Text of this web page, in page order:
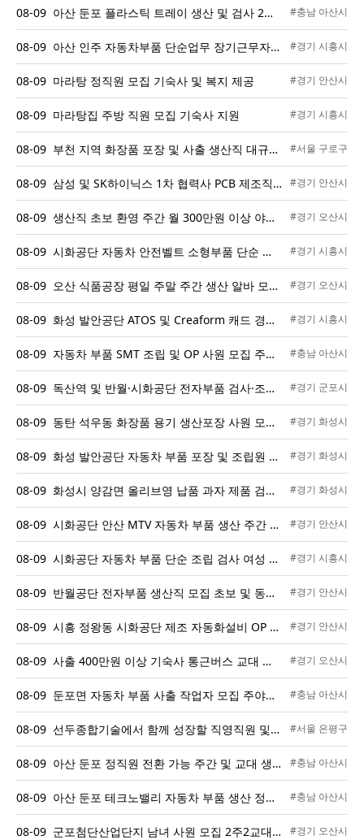
08-09 아산 둔포 플라스틱 트레이 생산 및 검사 2교대 사원 모집 상여금과 교통비 지급 #충남 아산시
08-09 아산 인주 자동차부품 단순업무 장기근무자 모집 #경기 시흥시
08-09 마라탕 정직원 모집 기숙사 및 복지 제공 #경기 안산시
08-09 마라탕집 주방 직원 모집 기숙사 지원 #경기 시흥시
08-09 부천 지역 화장품 포장 및 사출 생산직 대규모 채용 #서울 구로구
08-09 삼성 및 SK하이닉스 1차 협력사 PCB 제조직 및 기술직 채용 #경기 안산시
08-09 생산직 초보 환영 주간 월 300만원 이상 야간 월 350만원 이상 화장품 생산직 채용 #경기 오산시
08-09 시화공단 자동차 안전벨트 소형부품 단순 조립 및 검사 주간 여성 사원 모집 (통근버스 운행 및 주급 지급) #경기 시흥시
08-09 오산 식품공장 평일 주말 주간 생산 알바 모집 일급 135000원 주급 가능 통근버스 운행 #경기 오산시
08-09 화성 발안공단 ATOS 및 Creaform 캐드 경력자 모집 자차 소유자 대상 #경기 시흥시
08-09 자동차 부품 SMT 조립 및 OP 사원 모집 주휴수당 추가 지급 #충남 아산시
08-09 독산역 및 반월·시화공단 전자부품 검사·조립·PCB 경력자 모집 #경기 군포시
08-09 동탄 석우동 화장품 용기 생산포장 사원 모집, 주간고정 및 교대 선택 가능, 월 330만원에서 380만원 #경기 화성시
08-09 화성 발안공단 자동차 부품 포장 및 조립원 채용 주간고정 주야교대 기숙사 완비 #경기 화성시
08-09 화성시 양감면 올리브영 납품 과자 제품 검사 및 포장 주간 근무자 모집 #경기 화성시
08-09 시화공단 안산 MTV 자동차 부품 생산 주간 및 야간 고정 사원 모집 #경기 안산시
08-09 시화공단 자동차 부품 단순 조립 검사 여성 근로자 모집 #경기 시흥시
08-09 반월공단 전자부품 생산직 모집 초보 및 동반 지원 가능 기숙사 제공 #경기 안산시
08-09 시흥 정왕동 시화공단 제조 자동화설비 OP 및 포장 인재 채용 #경기 안산시
08-09 사출 400만원 이상 기숙사 통근버스 교대 및 주간 55세 이하 환영 #경기 오산시
08-09 둔포면 자동차 부품 사출 작업자 모집 주야교대 #충남 아산시
08-09 선두종합기술에서 함께 성장할 직영직원 및 팀장급 인재를 모십니다 #서울 은평구
08-09 아산 둔포 정직원 전환 가능 주간 및 교대 생산직 채용 #충남 아산시
08-09 아산 둔포 테크노밸리 자동차 부품 생산 정규직 채용 초보 및 F비자 환영 즉시 출근 가능 #충남 아산시
08-09 군포첨단산업단지 남녀 사원 모집 2주2교대 카메라 부품 검사 및 OP 채용 #경기 오산시